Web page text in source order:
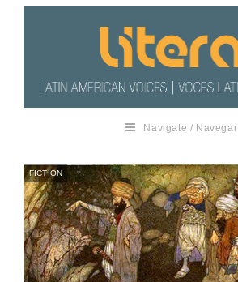
Navigate / Navegar
FICTION